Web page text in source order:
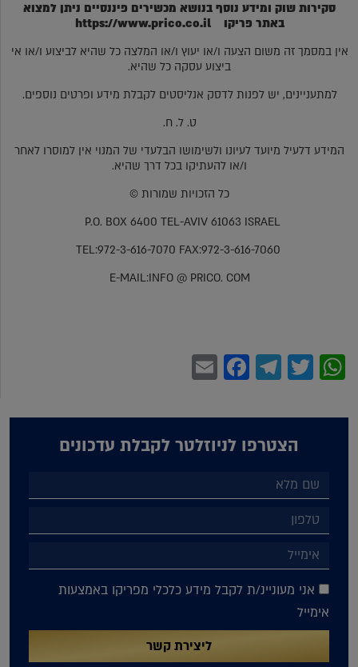
סקירות שוק ומידע נוסף בנושא מכשירים פיננסיים ניתן למצוא
באתר פריקוhttps://www.prico.co.il
אין במסמך זה משום הצעה ו/או יעוץ ו/או המלצה כל שהיא לביצוע ו/או אי
ביצוע עסקה כל שהיא.
למתעניינים, יש לפנות לדסק אנליסטים לקבלת מידע ופרטים נוספים.
ט. ל. ח.
המידע דלעיל מיועד לעיונו ולשימושו הבלעדי של המנוי אין למוסרו לאחר
ו/או להעתיקו בכל דרך שהיא.
כל הזכויות שמורות ©
P.O. BOX 6400 TEL-AVIV 61063 ISRAEL
E-MAIL:INFO @ PRICO. COM
WhatsApp
Twitter
Telegram
Facebook
הצטרפו לניוזלטר לקבלת עדכונים
אני מעוניינ/ת לקבל מידע כלכלי מפריקו באמצעות
אימייל
ליצירת קשר